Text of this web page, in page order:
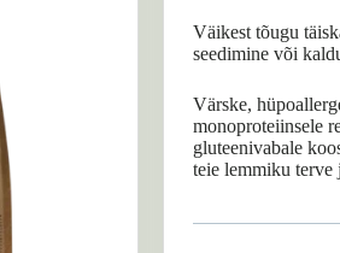
Väikest tõugu
seedimine või
Värske,
monoproteiinsele
gluteenivabale
teie lemmiku terve